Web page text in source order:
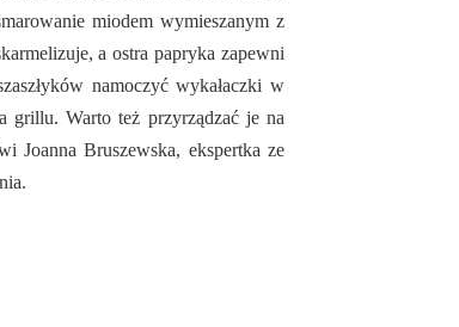
miodem wymieszanym z
a ostra papryka zapewni
namoczyć wykałaczki w
grillu. Warto też przyrządzać je na
Joanna Bruszewska, ekspertka ze